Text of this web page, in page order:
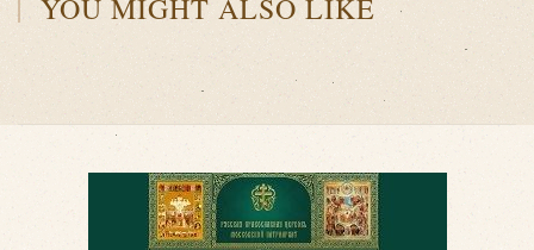
YOU MIGHT ALSO LIKE